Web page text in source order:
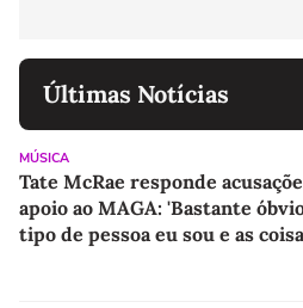
Últimas Notícias
MÚSICA
Tate McRae responde
apoio ao MAGA: 'Bastante
tipo de pessoa eu sou e as